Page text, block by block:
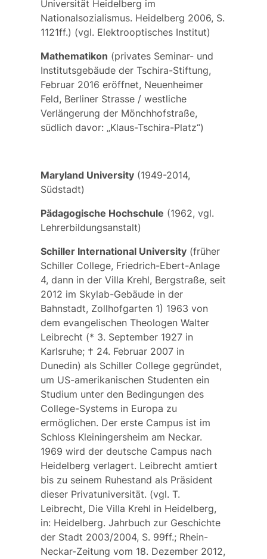
Universität Heidelberg im
Nationalsozialismus. Heidelberg 2006, S.
1121ff.) (vgl. Elektrooptisches Institut)
Mathematikon (privates Seminar- und
Institutsgebäude der Tschira-Stiftung,
Februar 2016 eröffnet, Neuenheimer
Feld, Berliner Strasse / westliche
Verlängerung der Mönchhofstraße,
südlich davor: „Klaus-Tschira-Platz“)
Maryland University(1949-2014,
Südstadt)
Pädagogische Hochschule (1962, vgl.
Lehrerbildungsanstalt)
Schiller International University(früher
Schiller College, Friedrich-Ebert-Anlage
4, dann in der Villa Krehl, Bergstraße, seit
2012 im Skylab-Gebäude in der
Bahnstadt, Zollhofgarten 1) 1963 von
dem evangelischen Theologen Walter
Leibrecht (* 3. September 1927 in
Karlsruhe; † 24. Februar 2007 in
Dunedin) als Schiller College gegründet,
um US-amerikanischen Studenten ein
Studium unter den Bedingungen des
College-Systems in Europa zu
ermöglichen. Der erste Campus ist im
Schloss Kleiningersheim am Neckar.
1969 wird der deutsche Campus nach
Heidelberg verlagert. Leibrecht amtiert
bis zu seinem Ruhestand als Präsident
dieser Privatuniversität. (vgl. T.
Leibrecht, Die Villa Krehl in Heidelberg,
in: Heidelberg. Jahrbuch zur Geschichte
der Stadt 2003/2004, S. 99ff.; Rhein-
Neckar-Zeitung vom 18. Dezember 2012,